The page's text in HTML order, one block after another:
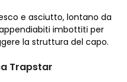
e asciutto, lontano da
imbottiti per
la struttura del capo.
Trapstar